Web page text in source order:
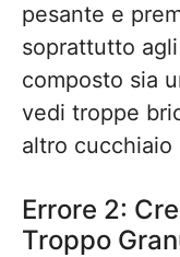
pesante e
soprattutto
composto sia
vedi troppe
altro cucchiaio
Errore 2:
Troppo